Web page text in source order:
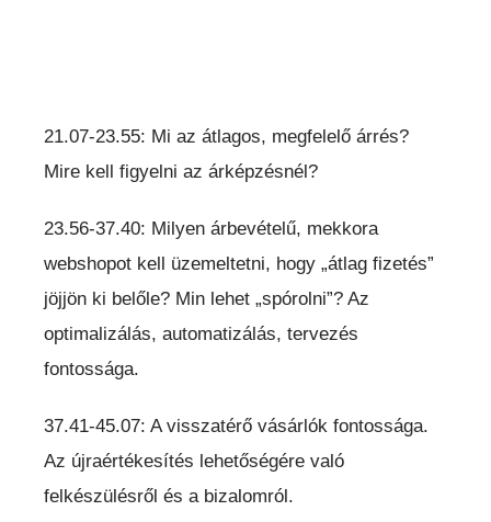
21.07-23.55: Mi az átlagos, megfelelő árrés?
Mire kell figyelni az árképzésnél?
23.56-37.40: Milyen árbevételű, mekkora
webshopot kell üzemeltetni, hogy „átlag fizetés”
jöjjön ki belőle? Min lehet „spórolni”? Az
optimalizálás, automatizálás, tervezés
fontossága.
37.41-45.07: A visszatérő vásárlók fontossága.
Az újraértékesítés lehetőségére való
felkészülésről és a bizalomról.